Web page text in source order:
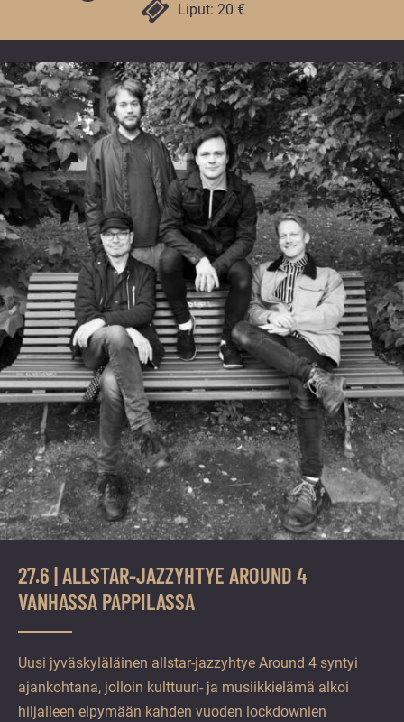
Liput: 20 €
27.6 | ALLSTAR-JAZZYHTYE AROUND 4
VANHASSA PAPPILASSA
Uusi jyväskyläläinen allstar-jazzyhtye Around 4 syntyi
ajankohtana, jolloin kulttuuri- ja musiikkielämä alkoi
hiljalleen elpymään kahden vuoden lockdownien